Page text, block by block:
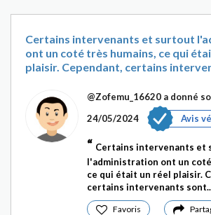
Certains intervenants et surtout
ont un coté très humains, ce qui
plaisir. Cependant, certains
@Zofemu_16620 a donné
24/05/2024
Avis
Certains intervenants et
l'administration ont un
ce qui était un réel plaisir.
certains intervenants
Favoris